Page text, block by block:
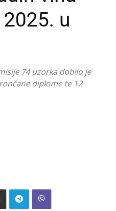
u
74 uzorka dobilo je
diplome te 12